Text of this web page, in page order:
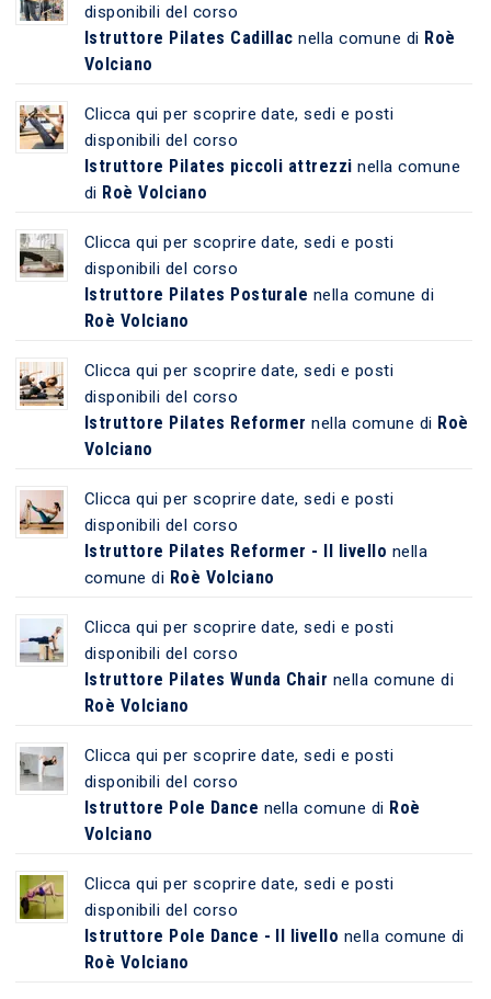
disponibili del corso
Istruttore Pilates Cadillac nella comune di Roè
Volciano
Clicca qui per scoprire date, sedi e posti
disponibili del corso
Istruttore Pilates piccoli attrezzi nella comune
di Roè Volciano
Clicca qui per scoprire date, sedi e posti
disponibili del corso
Istruttore Pilates Posturale nella comune di
Roè Volciano
Clicca qui per scoprire date, sedi e posti
disponibili del corso
Istruttore Pilates Reformer nella comune di Roè
Volciano
Clicca qui per scoprire date, sedi e posti
disponibili del corso
Istruttore Pilates Reformer - II livello nella
comune di Roè Volciano
Clicca qui per scoprire date, sedi e posti
disponibili del corso
Istruttore Pilates Wunda Chair nella comune di
Roè Volciano
Clicca qui per scoprire date, sedi e posti
disponibili del corso
Istruttore Pole Dance nella comune di Roè
Volciano
Clicca qui per scoprire date, sedi e posti
disponibili del corso
Istruttore Pole Dance - II livello nella comune di
Roè Volciano